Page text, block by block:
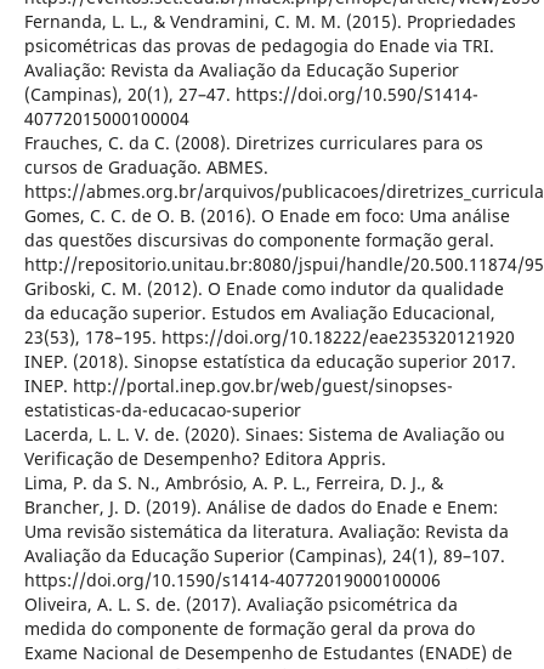
Fernanda, L. L., & Vendramini, C. M. M. (2015). Propriedades
psicométricas das provas de pedagogia do Enade via TRI.
Avaliação: Revista da Avaliação da Educação Superior
(Campinas), 20(1), 27–47. https://doi.org/10.590/S1414-
40772015000100004
Frauches, C. da C. (2008). Diretrizes curriculares para os
cursos de Graduação. ABMES.
https://abmes.org.br/arquivos/publicacoes/
Gomes, C. C. de O. B. (2016). O Enade em foco: Uma análise
das questões discursivas do componente formação geral.
http://repositorio.unitau.br:8080/jspui/handle/20.500.11874/
Griboski, C. M. (2012). O Enade como indutor da qualidade
da educação superior. Estudos em Avaliação Educacional,
23(53), 178–195. https://doi.org/10.18222/eae235320121920
INEP. (2018). Sinopse estatística da educação superior 2017.
INEP. http://portal.inep.gov.br/web/guest/sinopses-
estatisticas-da-educacao-superior
Lacerda, L. L. V. de. (2020). Sinaes: Sistema de Avaliação ou
Verificação de Desempenho? Editora Appris.
Lima, P. da S. N., Ambrósio, A. P. L., Ferreira, D. J., &
Brancher, J. D. (2019). Análise de dados do Enade e Enem:
Uma revisão sistemática da literatura. Avaliação: Revista da
Avaliação da Educação Superior (Campinas), 24(1), 89–107.
https://doi.org/10.1590/s1414-40772019000100006
Oliveira, A. L. S. de. (2017). Avaliação psicométrica da
medida do componente de formação geral da prova do
Exame Nacional de Desempenho de Estudantes (ENADE) de